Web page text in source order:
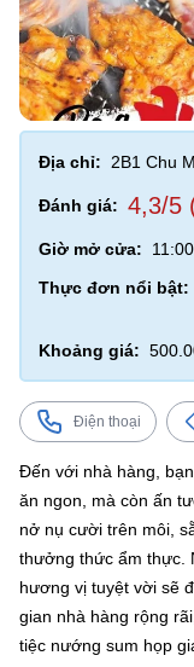
Địa chỉ: 2B1 Chu
Đánh giá: 4,3/5
Giờ mở cửa:
Thực đơn nổi bật:
Khoảng giá:
Điện thoại
Đến với nhà hàng,
ăn ngon, mà còn ấn
nở nụ cười trên môi,
thưởng thức ẩm thực.
hương vị tuyệt vời sẽ
gian nhà hàng rộng
tiệc nướng sum họp